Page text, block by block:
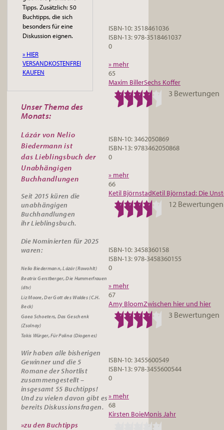
ISBN-10: 3518461036
ISBN-13: 978-3518461037
0
» mehr
65
Maxim BillerSechs Koffer
3 Bewertungen
ISBN-10: 3462050869
ISBN-13: 9783462050868
0
» mehr
66
Ketil BjörnstadKetil Björnstad: Die
12 Bewertungen
ISBN-10: 3458360158
ISBN-13: 978-3458360155
0
» mehr
67
Amy BloomZwischen hier und hier
3 Bewertungen
ISBN-10: 3455600549
ISBN-13: 978-3455600544
0
» mehr
68
Kirsten BoieMonis Jahr
Tipps. Zusätzlich: 50
Buchtipps, die sich
besonders für eine
Diskussion eignen.
» HIER
VERSANDKOSTENFREI
KAUFEN
Unser Thema des
Monats:
Lázár von Nelio
Biedermann ist
das Lieblingsbuch der
Unabhängigen
Buchhandlungen
Seit 2015 küren die
unabhängigen
Buchhandlungen
ihrLieblingsbuch.
Die Nominierten für 2025
waren:
Nelio Biedermann, Lázár (Rowohlt)
Beatrix Gerstberger, Die Hummerfrauen
(dtv)
Liz Moore, Der Gott des Waldes (C.H.
Beck)
Gaea Schoeters, Das Geschenk
(Zsolnay)
Takis Würger, Für Polina (Diogenes)
Wir haben alle bisherigen
Gewinner und die 5
Romane der Shortlist
zusammengestellt –
insgesamt 55 Buchtipps!
Und zu vielen davon gibt es
bereitsDiskussionsfragen.
»zu den Buchtipps